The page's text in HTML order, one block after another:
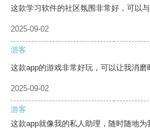
这款学习软件的社区氛围非常好，可以
2025-09-02
游客
这款app的游戏非常好玩，可以让我消磨
2025-09-02
游客
这款app就像我的私人助理，随时随地